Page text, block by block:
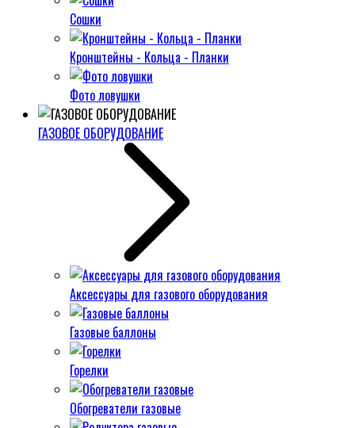
Сошки
Кронштейны - Кольца - Планки
Фото ловушки
ГАЗОВОЕ ОБОРУДОВАНИЕ
Аксессуары для газового оборудования
Газовые баллоны
Горелки
Обогреватели газовые